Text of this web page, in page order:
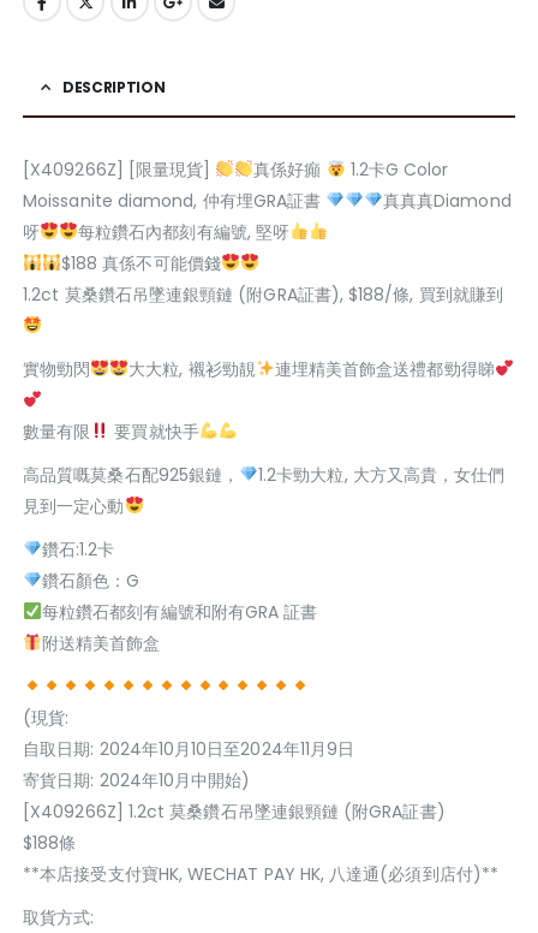
DESCRIPTION
[X409266Z] [限量現貨] 真係好癲
1.2卡G Color
Moissanite diamond, 仲有埋GRA証書
真真真Diamond
呀
每粒鑽石內都刻有編號, 堅呀
$188 真係不可能價錢
1.2ct 莫桑鑽石吊墜連銀頸鏈 (附GRA証書), $188/條, 買到就賺到
實物勁閃 大大粒, 襯衫勁靚 連埋精美首飾盒送禮都勁得睇
數量有限
要買就快手
高品質嘅莫桑石配925銀鏈，
1.2卡勁大粒, 大方又高貴，女仕們
見到一定心動
鑽石:1.2卡
鑽石顏色：G
每粒鑽石都刻有編號和附有GRA 証書
附送精美首飾盒
(現貨:
自取日期: 2024年10月10日至2024年11月9日
寄貨日期: 2024年10月中開始)
[X409266Z] 1.2ct 莫桑鑽石吊墜連銀頸鏈 (附GRA証書)
$188條
**本店接受支付寶HK, WECHAT PAY HK, 八達通(必須到店付)**
取貨方式: